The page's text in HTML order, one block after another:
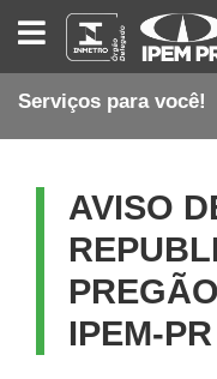
INSTITUTO
PESOS
E
DO
Serviços para você!
AVISO
IPEM-